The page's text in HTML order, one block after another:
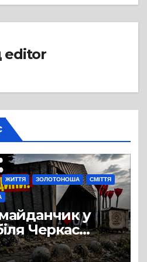
editor
ЖИТТЯ ЗОЛОТОНОША СМІТТЯ
у
Черкас
на занедбане